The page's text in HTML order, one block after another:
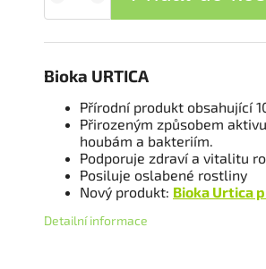
Bioka URTICA
Přírodní produkt obsahující
Přirozeným způsobem
houbám a bakteriím.
Podporuje zdraví a vitalitu
Posiluje oslabené rostliny
Nový produkt: Bioka Urtica
Detailní informace